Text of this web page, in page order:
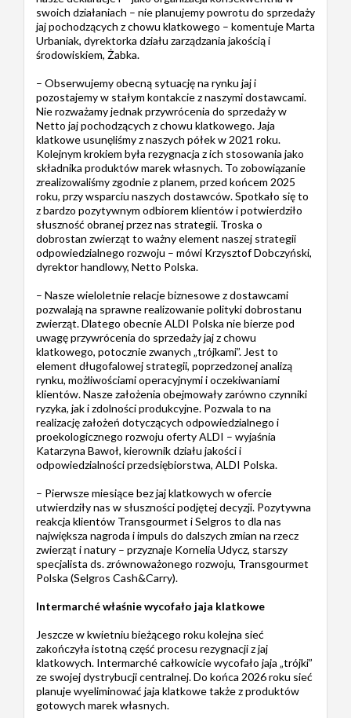
swoich działaniach – nie planujemy powrotu do sprzedaży
jaj pochodzących z chowu klatkowego – komentuje Marta
Urbaniak, dyrektorka działu zarządzania jakością i
środowiskiem, Żabka.
– Obserwujemy obecną sytuację na rynku jaj i
pozostajemy w stałym kontakcie z naszymi dostawcami.
Nie rozważamy jednak przywrócenia do sprzedaży w
Netto jaj pochodzących z chowu klatkowego. Jaja
klatkowe usunęliśmy z naszych półek w 2021 roku.
Kolejnym krokiem była rezygnacja z ich stosowania jako
składnika produktów marek własnych. To zobowiązanie
zrealizowaliśmy zgodnie z planem, przed końcem 2025
roku, przy wsparciu naszych dostawców. Spotkało się to
z bardzo pozytywnym odbiorem klientów i potwierdziło
słuszność obranej przez nas strategii. Troska o
dobrostan zwierząt to ważny element naszej strategii
odpowiedzialnego rozwoju – mówi Krzysztof Dobczyński,
dyrektor handlowy, Netto Polska.
– Nasze wieloletnie relacje biznesowe z dostawcami
pozwalają na sprawne realizowanie polityki dobrostanu
zwierząt. Dlatego obecnie ALDI Polska nie bierze pod
uwagę przywrócenia do sprzedaży jaj z chowu
klatkowego, potocznie zwanych „trójkami”. Jest to
element długofalowej strategii, poprzedzonej analizą
rynku, możliwościami operacyjnymi i oczekiwaniami
klientów. Nasze założenia obejmowały zarówno czynniki
ryzyka, jak i zdolności produkcyjne. Pozwala to na
realizację założeń dotyczących odpowiedzialnego i
proekologicznego rozwoju oferty ALDI – wyjaśnia
Katarzyna Bawoł, kierownik działu jakości i
odpowiedzialności przedsiębiorstwa, ALDI Polska.
– Pierwsze miesiące bez jaj klatkowych w ofercie
utwierdziły nas w słuszności podjętej decyzji. Pozytywna
reakcja klientów Transgourmet i Selgros to dla nas
największa nagroda i impuls do dalszych zmian na rzecz
zwierząt i natury – przyznaje Kornelia Udycz, starszy
specjalista ds. zrównoważonego rozwoju, Transgourmet
Polska (Selgros Cash&Carry).
Intermarché właśnie wycofało jaja klatkowe
Jeszcze w kwietniu bieżącego roku kolejna sieć
zakończyła istotną część procesu rezygnacji z jaj
klatkowych. Intermarché całkowicie wycofało jaja „trójki”
ze swojej dystrybucji centralnej. Do końca 2026 roku sieć
planuje wyeliminować jaja klatkowe także z produktów
gotowych marek własnych.